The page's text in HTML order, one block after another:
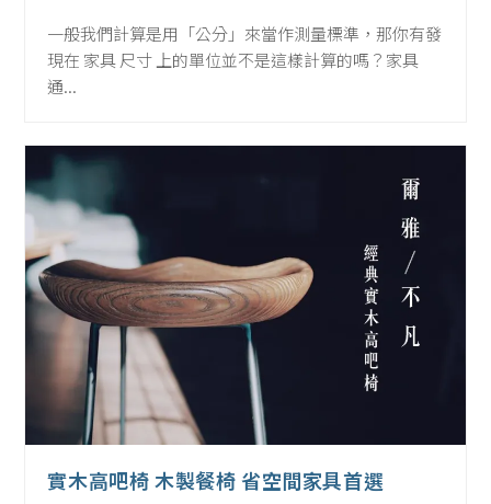
一般我們計算是用「公分」來當作測量標準，那你有發
現在 家具 尺寸 上的單位並不是這樣計算的嗎？家具
通...
實木高吧椅 木製餐椅 省空間家具首選